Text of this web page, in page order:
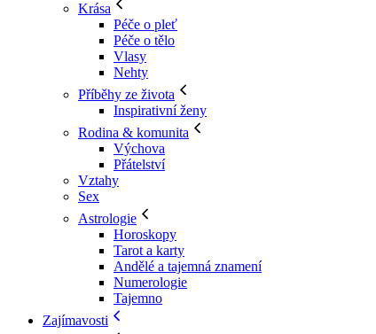
Krása
Péče o pleť
Péče o tělo
Vlasy
Nehty
Příběhy ze života
Inspirativní ženy
Rodina & komunita
Výchova
Přátelství
Vztahy
Sex
Astrologie
Horoskopy
Tarot a karty
Andělé a tajemná znamení
Numerologie
Tajemno
Zajímavosti